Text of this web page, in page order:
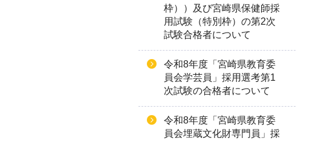
枠））及び宮崎県保健師採
用試験（特別枠）の第2次
試験合格者について
令和8年度「宮崎県教育委
員会学芸員」採用選考第1
次試験の合格者について
令和8年度「宮崎県教育委
員会埋蔵文化財専門員」採